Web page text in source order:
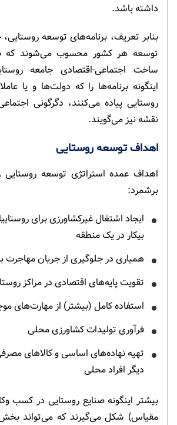
داشته باشد.
بنابر تعریف، برنامه‌های توسعه روستایی،
توسعه هر کشور محسوب می‌شوند که
ساخت اجتماعی-اقتصادی جامعه
اینگونه برنامه‌ها را که دولت‌ها و یا
روستایی پیاده می‌کنند، دگرگونی
نقشه نیز می‌گویند.
اهداف توسعه روستایی
اهداف عمده استراتژی توسعه روستایی
برشمرد:
ایجاد اشتغال غیرکشاورزی برای
بیکار در یک منطقه
همیاری در جلوگیری از جریان مهاجرت
تقویت پایه‌های اقتصادی در مراکز
استفاده کامل (بیشتر) از مهارت‌های
فرآوری تولیدات کشاورزی محلی
تهیه نهاده‌های اساسی و کالاهای
دیگر افراد محلی
بیشتر اینگونه صنایع روستایی در کسب
مقیاس) شکل می‌گیرند که می‌تواند بخش